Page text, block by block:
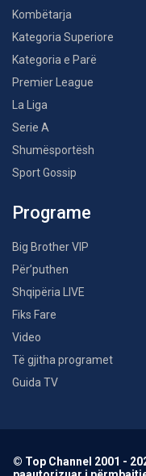
Kombëtarja
Kategoria Superiore
Kategoria e Parë
Premier League
La Liga
Serie A
Shumësportësh
Sport Gossip
Programe
Big Brother VIP
Për’puthen
Shqipëria LIVE
Fiks Fare
Video
Të gjitha programet
Guida TV
© Top Channel 2001 -